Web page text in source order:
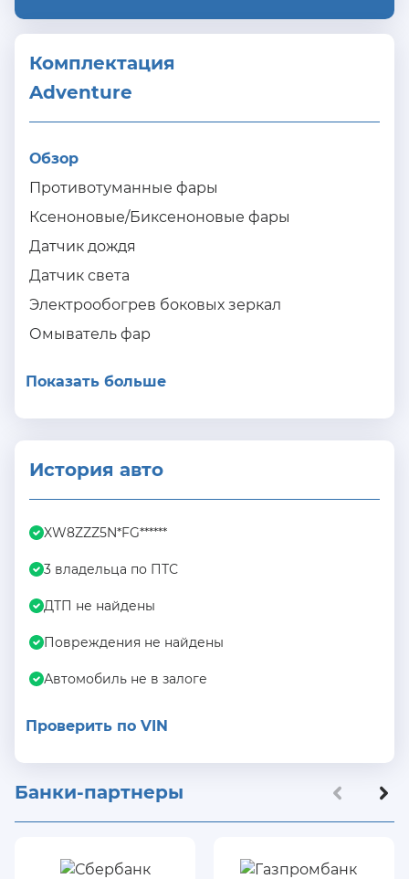
Комплектация
Adventure
Обзор
Противотуманные фары
Ксеноновые/Биксеноновые фары
Датчик дождя
Датчик света
Электрообогрев боковых зеркал
Омыватель фар
Показать больше
История авто
XW8ZZZ5N*FG******
3 владельца по ПТС
ДТП не найдены
Повреждения не найдены
Автомобиль не в залоге
Проверить по VIN
Банки-партнеры